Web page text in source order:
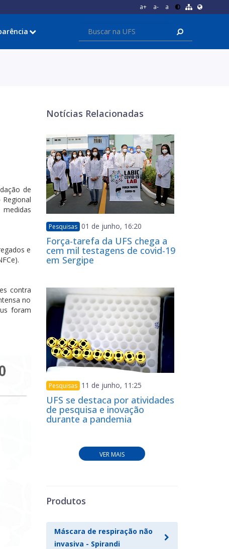
a+ a- a
de
e
contra
no
foram
Notícias Relacionadas
Pesquisas 01 de junho, 16:20
Força-tarefa da UFS chega a
cem mil testagens de covid-19
em Sergipe
Pesquisas 11 de junho, 11:25
UFS se destaca por atividades
de pesquisa e inovação
durante a pandemia
VER MAIS
Produtos
Máscara de respiração não
invasiva - Spirandi